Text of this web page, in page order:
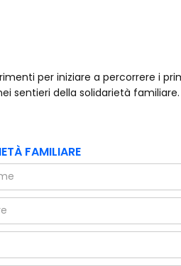
sentieri della solidarietà familiare.
FAMILIARE